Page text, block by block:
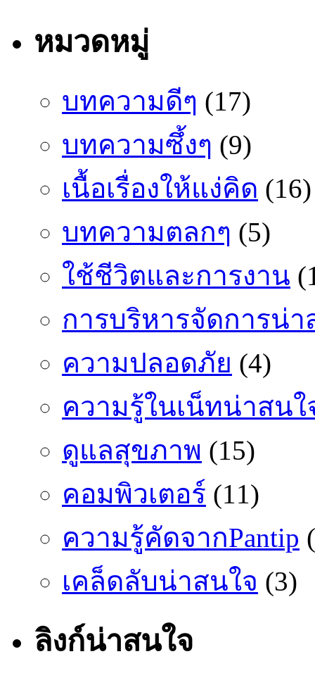
หมวดหมู่
บทความดีๆ (17)
บทความซึ้งๆ (9)
เนื้อเรื่องให้แง่คิด (16)
บทความตลกๆ (5)
ใช้ชีวิตและการงาน
การบริหารจัดการน่า
ความปลอดภัย (4)
ความรู้ในเน็ทน่าสนใ
ดูแลสุขภาพ (15)
คอมพิวเตอร์ (11)
ความรู้คัดจากPantip
เคล็ดลับน่าสนใจ (3)
ลิงก์น่าสนใจ